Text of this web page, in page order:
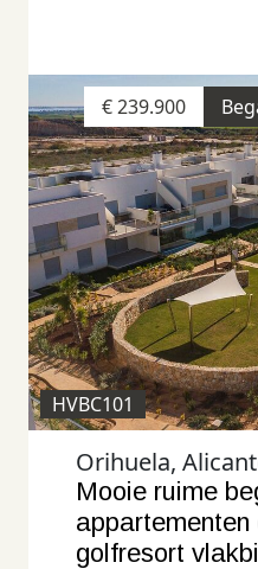
€ 239.900
HVBC101
Orihuela,
Mooie ruime
golfresort